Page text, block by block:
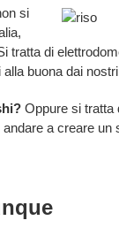
si
tratta di
buona dai
Oppure si tratta
a creare un